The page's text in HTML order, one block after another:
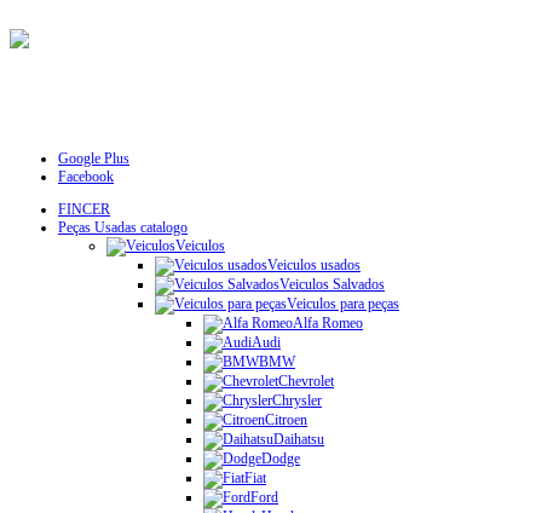
Google Plus
Facebook
FINCER
Peças Usadas catalogo
Veiculos
Veiculos usados
Veiculos Salvados
Veiculos para peças
Alfa Romeo
Audi
BMW
Chevrolet
Chrysler
Citroen
Daihatsu
Dodge
Fiat
Ford